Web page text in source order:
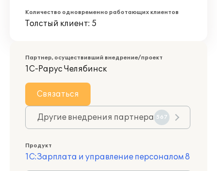
Количество одновременно работающих клиентов
Толстый клиент: 5
Партнер, осуществивший внедрение/проект
1С-Рарус Челябинск
Связаться
Другие внедрения партнера 567
Продукт
1С:Зарплата и управление персоналом 8